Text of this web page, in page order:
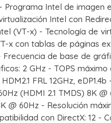
Programa Intel de imagen
Intel con
(VT-x) - Tecnología de
x con tablas de páginas
Frecuencia de base de
2 GHz - TOPS
HDM2.1 FRL 12GHz,
(HDMI 2.1 TMDS) 8K
@ 60Hz - Resolución
con DirectX: 12 -